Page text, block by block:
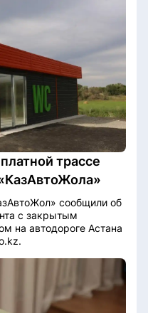
трассе
сообщили об
с закрытым
на автодороге Астана